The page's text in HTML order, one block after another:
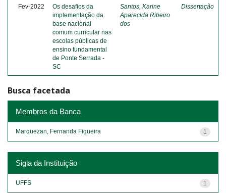
Fev-2022
Os desafios da
implementação da
base nacional
comum curricular nas
escolas públicas de
ensino fundamental
de Ponte Serrada -
SC
Santos, Karine
Aparecida Ribeiro
dos
Dissertação
Busca facetada
Membros da Banca
1
Marquezan, Fernanda Figueira
Sigla da Instituição
1
UFFS